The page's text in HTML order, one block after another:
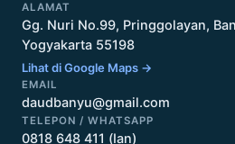
ALAMAT
Gg. Nuri No.99, Pringgolayan,
Yogyakarta 55198
Lihat di Google Maps →
EMAIL
daudbanyu@gmail.com
TELEPON / WHATSAPP
0818 648 411 (Ian)